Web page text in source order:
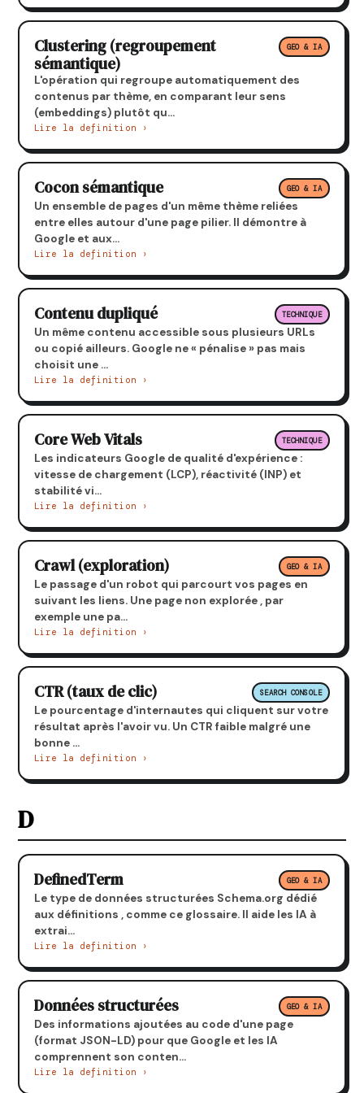
Clustering (regroupement
sémantique)
GEO & IA
L'opération qui regroupe automatiquement des
contenus par thème, en comparant leur sens
(embeddings) plutôt qu...
Lire la definition ›
Cocon sémantique GEO & IA
Un ensemble de pages d'un même thème reliées
entre elles autour d'une page pilier. Il démontre à
Google et aux...
Lire la definition ›
Contenu dupliqué TECHNIQUE
Un même contenu accessible sous plusieurs URLs
ou copié ailleurs. Google ne « pénalise » pas mais
choisit une ...
Lire la definition ›
Core Web Vitals TECHNIQUE
Les indicateurs Google de qualité d'expérience :
vitesse de chargement (LCP), réactivité (INP) et
stabilité vi...
Lire la definition ›
Crawl (exploration) GEO & IA
Le passage d'un robot qui parcourt vos pages en
suivant les liens. Une page non explorée , par
exemple une pa...
Lire la definition ›
CTR (taux de clic) SEARCH CONSOLE
Le pourcentage d'internautes qui cliquent sur votre
résultat après l'avoir vu. Un CTR faible malgré une
bonne ...
Lire la definition ›
D
DefinedTerm GEO & IA
Le type de données structurées Schema.org dédié
aux définitions , comme ce glossaire. Il aide les IA à
extrai...
Lire la definition ›
Données structurées GEO & IA
Des informations ajoutées au code d'une page
(format JSON-LD) pour que Google et les IA
comprennent son conten...
Lire la definition ›